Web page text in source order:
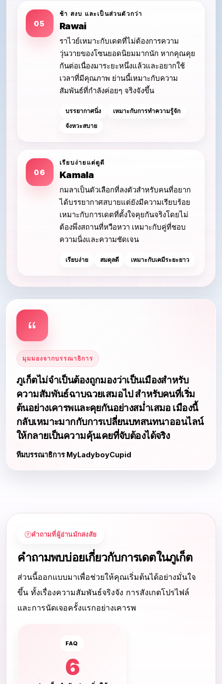
05
ช้า สงบ และเป็นส่วนตัวกว่า
Rawai
ราไวย์เหมาะกับเดตที่ไม่ต้องการความ
วุ่นวายของโซนยอดนิยมมากนัก หากคุณคุย
กันต่อเนื่องมาระยะหนึ่งแล้วและอยากใช้
เวลาที่มีคุณภาพ ย่านนี้เหมาะกับความ
สัมพันธ์ที่กำลังค่อยๆ จริงจังขึ้น
บรรยากาศนิ่ง
เหมาะกับการทำความรู้จัก
จังหวะสบาย
06
เรียบง่ายแต่ดูดี
Kamala
กมลาเป็นตัวเลือกที่ลงตัวสำหรับคนที่อยาก
ได้บรรยากาศสบายแต่ยังมีความเรียบร้อย
เหมาะกับการเดตที่ตั้งใจคุยกันจริงโดยไม่
ต้องพึ่งสถานที่หวือหวา เหมาะกับคู่ที่ชอบ
ความนิ่งและความชัดเจน
เรียบง่าย สมดุลดี เหมาะกับเคมีระยะยาว
มุมมองจากบรรณาธิการ
ภูเก็ตไม่จำเป็นต้องถูกมองว่าเป็นเมืองสำหรับ
ความสัมพันธ์ฉาบฉวยเสมอไป สำหรับคนที่เริ่ม
ต้นอย่างเคารพและคุยกันอย่างสม่ำเสมอ เมืองนี้
กลับเหมาะมากกับการเปลี่ยนบทสนทนาออนไลน์
ให้กลายเป็นความคุ้นเคยที่จับต้องได้จริง
ทีมบรรณาธิการ MyLadyboyCupid
คำถามที่ผู้อ่านมักสงสัย
คำถามพบบ่อยเกี่ยวกับการเดตในภูเก็ต
ส่วนนี้ออกแบบมาเพื่อช่วยให้คุณเริ่มต้นได้อย่างมั่นใจ
ขึ้น ทั้งเรื่องความสัมพันธ์จริงจัง การสังเกตโปรไฟล์
และการนัดเจอครั้งแรกอย่างเคารพ
FAQ
6